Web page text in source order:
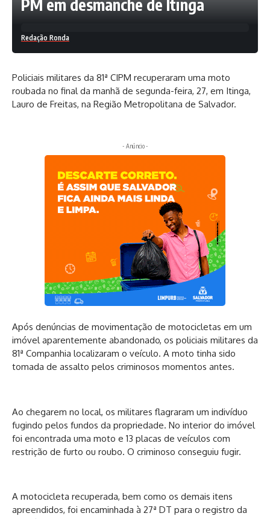
PM em desmanche de Itinga
Redação Ronda
Policiais militares da 81ª CIPM recuperaram uma moto
roubada no final da manhã de segunda-feira, 27, em Itinga,
Lauro de Freitas, na Região Metropolitana de Salvador.
- Anúncio -
Após denúncias de movimentação de motocicletas em um
imóvel aparentemente abandonado, os policiais militares da
81ª Companhia localizaram o veículo. A moto tinha sido
tomada de assalto pelos criminosos momentos antes.
Ao chegarem no local, os militares flagraram um indivíduo
fugindo pelos fundos da propriedade. No interior do imóvel
foi encontrada uma moto e 13 placas de veículos com
restrição de furto ou roubo. O criminoso conseguiu fugir.
A motocicleta recuperada, bem como os demais itens
apreendidos, foi encaminhada à 27ª DT para o registro da